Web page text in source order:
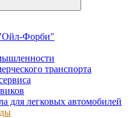
Форби"
транспорта
для легковых автомобилей